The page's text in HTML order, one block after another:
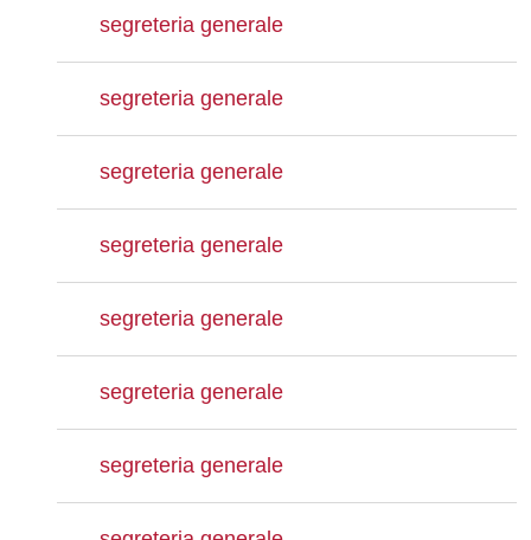
segreteria generale
segreteria generale
segreteria generale
segreteria generale
segreteria generale
segreteria generale
segreteria generale